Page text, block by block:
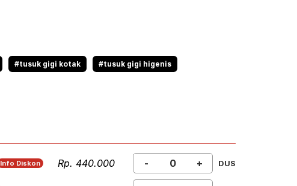
#tusuk gigi kotak #tusuk gigi higenis
Info Diskon Rp. 440.000 - + DUS